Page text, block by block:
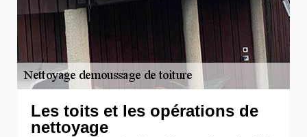
Les toits et les opérations de
nettoyage